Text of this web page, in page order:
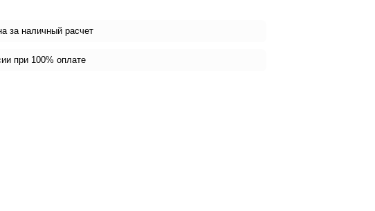
за наличный расчет
при 100% оплате